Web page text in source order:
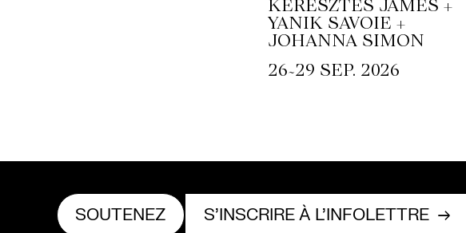
KERESZTES JAMES +
YANIK SAVOIE +
JOHANNA SIMON
26~29 SEP. 2026
SOUTENEZ S’INSCRIRE À L’INFOLETTRE